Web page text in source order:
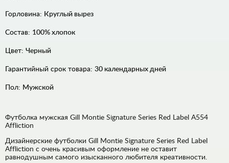
Горловина: Круглый вырез
Состав: 100% хлопок
Цвет: Черный
Гарантийный срок товара: 30 календарных дней
Пол: Мужской
Футболка мужская Gill Montie Signature Series Red Label A554
Affliction
Дизайнерские футболки Gill Montie Signature Series Red Label
Affliction с очень красивым оформление не оставит
равнодушным самого изысканного любителя креативности.